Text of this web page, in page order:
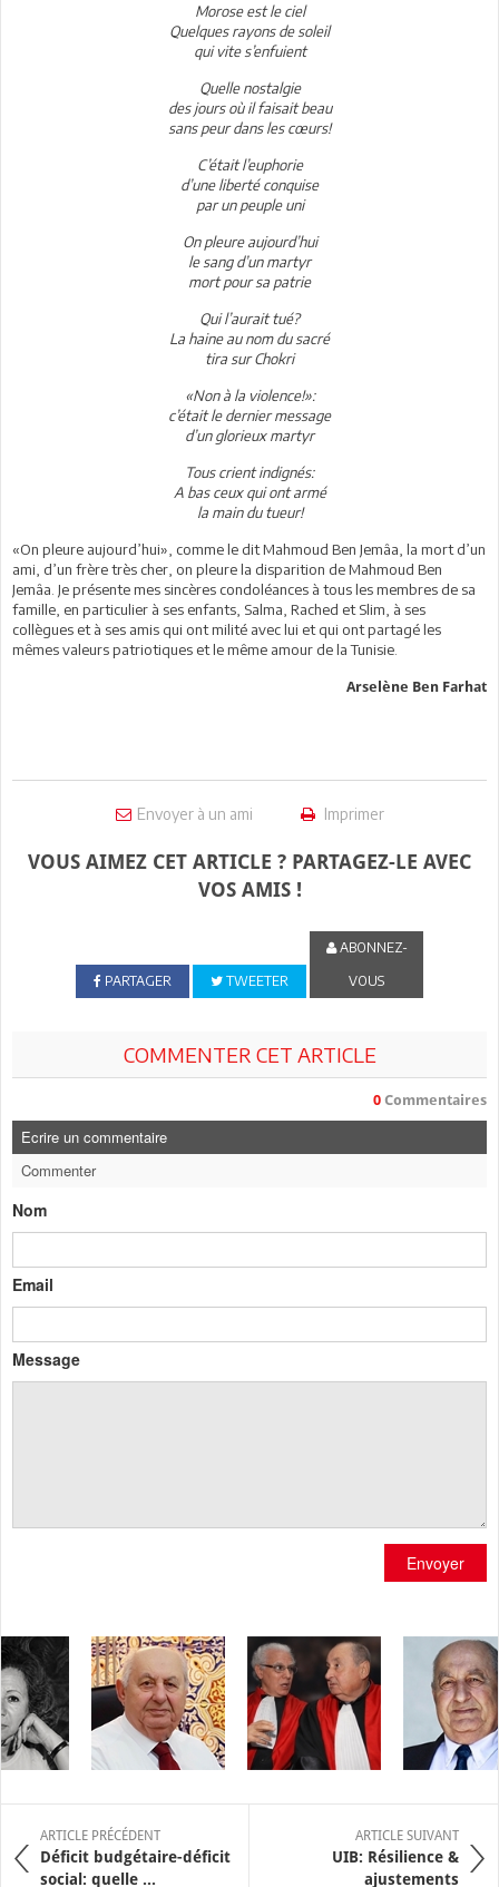
Morose est le ciel
Quelques rayons de soleil
qui vite s’enfuient
Quelle nostalgie
des jours où il faisait beau
sans peur dans les cœurs!
C’était l’euphorie
d’une liberté conquise
par un peuple uni
On pleure aujourd’hui
le sang d’un martyr
mort pour sa patrie
Qui l’aurait tué?
La haine au nom du sacré
tira sur Chokri
«Non à la violence!»:
c’était le dernier message
d’un glorieux martyr
Tous crient indignés:
A bas ceux qui ont armé
la main du tueur!
«On pleure aujourd’hui», comme le dit Mahmoud Ben Jemâa, la mort d’un
ami, d’un frère très cher, on pleure la disparition de Mahmoud Ben
Jemâa. Je présente mes sincères condoléances à tous les membres de sa
famille, en particulier à ses enfants, Salma, Rached et Slim, à ses
collègues et à ses amis qui ont milité avec lui et qui ont partagé les
mêmes valeurs patriotiques et le même amour de la Tunisie.
Arselène Ben Farhat
Envoyer à un ami Imprimer
VOUS AIMEZ CET ARTICLE ? PARTAGEZ-LE AVEC
VOS AMIS !
PARTAGER TWEETER
ABONNEZ-
VOUS
COMMENTER CET ARTICLE
0 Commentaires
Ecrire un commentaire
Commenter
Nom
Email
Message
Envoyer
ARTICLE PRÉCÉDENT
Déficit budgétaire-déficit
social: quelle ...
ARTICLE SUIVANT
UIB: Résilience &
ajustements